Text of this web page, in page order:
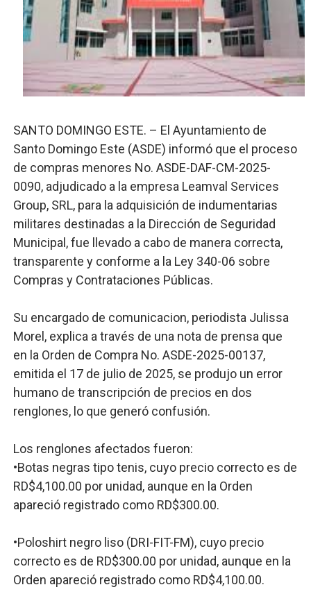
El PRM renueva su cúpula directiva: Luis Abinader
Fellito Suberví inspecciona obras en las “villas” y
Comedores Comunitarios de DASAC garantizan
PRM escogerá este domingo su nueva cúpula
SANTO DOMINGO ESTE. – El Ayuntamiento de
Santo Domingo Este (ASDE) informó que el proceso
de compras menores No. ASDE-DAF-CM-2025-
0090, adjudicado a la empresa Leamval Services
Group, SRL, para la adquisición de indumentarias
militares destinadas a la Dirección de Seguridad
Municipal, fue llevado a cabo de manera correcta,
transparente y conforme a la Ley 340-06 sobre
Compras y Contrataciones Públicas.
Su encargado de comunicacion, periodista Julissa
Morel, explica a través de una nota de prensa que
en la Orden de Compra No. ASDE-2025-00137,
emitida el 17 de julio de 2025, se produjo un error
humano de transcripción de precios en dos
renglones, lo que generó confusión.
Los renglones afectados fueron:
•Botas negras tipo tenis, cuyo precio correcto es de
RD$4,100.00 por unidad, aunque en la Orden
apareció registrado como RD$300.00.
•Poloshirt negro liso (DRI-FIT-FM), cuyo precio
correcto es de RD$300.00 por unidad, aunque en la
Orden apareció registrado como RD$4,100.00.